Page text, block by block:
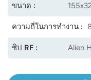
ขนาด :
ความถี่ในการทำงาน :
ชิป RF : Alien